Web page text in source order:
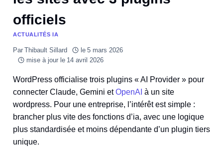
officiels
ACTUALITÉS IA
Par Thibault Sillard le 5 mars 2026
mise à jour le 14 avril 2026
WordPress officialise trois plugins « AI Provider » pour
connecter Claude, Gemini etOpenAI à un site
wordpress. Pour une entreprise, l’intérêt est simple :
brancher plus vite des fonctions d’ia, avec une logique
plus standardisée et moins dépendante d’un plugin tiers
unique.